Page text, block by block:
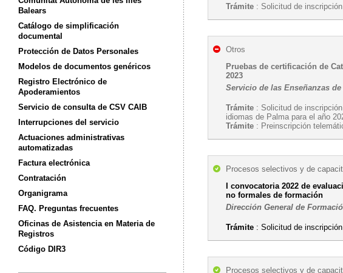
Trámite : Solicitud de inscripción
Otros
Pruebas de certificación de
2023
Servicio de las Enseñanzas
Trámite : Solicitud de
idiomas de Palma para el año
Trámite : Preinscripción
Procesos selectivos y de
I convocatoria 2022 de
no formales de formación
Dirección General de
Trámite : Solicitud de inscripción
Procesos selectivos y de
Balears
Catálogo de simplificación
documental
Protección de Datos Personales
Modelos de documentos genéricos
Registro Electrónico de
Apoderamientos
Servicio de consulta de CSV CAIB
Interrupciones del servicio
Actuaciones administrativas
automatizadas
Factura electrónica
Contratación
Organigrama
FAQ. Preguntas frecuentes
Oficinas de Asistencia en Materia de
Registros
Código DIR3